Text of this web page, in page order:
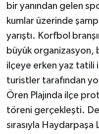
bir yanından gelen
kumlar üzerinde
yarıştı. Korfbol
büyük
ilçeye erken yaz tatili
turistler tarafından
Ören Plajında ilçe
töreni gerçekleşti.
sırasıyla
MAGAZİN
Otomobil
POLİTİKA
Sağlık
SİYASET